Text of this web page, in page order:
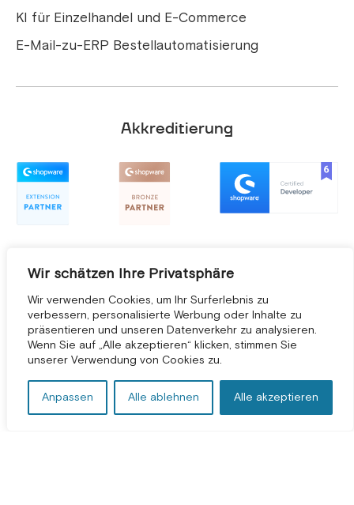
Wir schätzen Ihre Privatsphäre
Wir verwenden Cookies, um Ihr Surferlebnis zu
verbessern, personalisierte Werbung oder Inhalte zu
präsentieren und unseren Datenverkehr zu analysieren.
Wenn Sie auf „Alle akzeptieren“ klicken, stimmen Sie
unserer Verwendung von Cookies zu.
Anpassen Alle ablehnen Alle akzeptieren
KOSTENLOSE BERATUNG *
KI für Einzelhandel und E-Commerce
E-Mail-zu-ERP Bestellautomatisierung
Akkreditierung